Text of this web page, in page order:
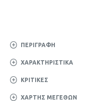
ΠΕΡΙΓΡΑΦΉ
ΧΑΡΑΚΤΗΡΙΣΤΙΚΆ
ΚΡΙΤΙΚΈΣ
ΧΆΡΤΗΣ ΜΕΓΕΘΏΝ